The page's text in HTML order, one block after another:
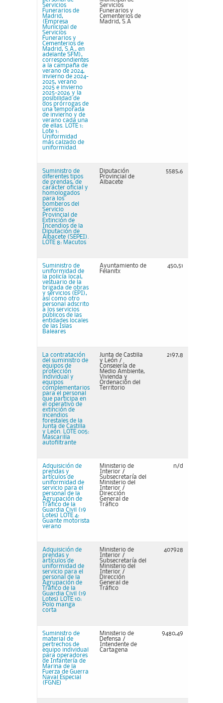
Servicios
Funerarios de
Madrid,
(Empresa
Municipal de
Servicios
Funerarios y
Cementerios de
Madrid, S.A., en
adelante SFM),
correspondientes
a la campaña de
verano de 2024,
invierno de 2024-
2025, verano
2025 e invierno
2025-2026 y la
posibilidad de
dos prórrogas de
una temporada
de invierno y de
verano cada una
de ellas. LOTE 1:
Lote 1:
Uniformidad
más calzado de
uniformidad.
Servicios
Funerarios y
Cementerios de
Madrid, S.A
Suministro de
diferentes tipos
de prendas, de
carácter oficial y
homologados
para los
bomberos del
Servicio
Provincial de
Extinción de
Incendios de la
Diputación de
Albacete (SEPEI).
LOTE 8: Macutos
Diputación
Provincial de
Albacete
5585,6
Suministro de
uniformidad de
la policía local,
vestuario de la
brigada de obras
y servicios (EPI),
así como otro
personal adscrito
a los servicios
públicos de las
entidades locales
de las Islas
Baleares
Ayuntamiento de
Felanitx
450,51
La contratación
del suministro de
equipos de
protección
individual y
equipos
complementarios
para el personal
que participa en
el operativo de
extinción de
incendios
forestales de la
Junta de Castilla
y León. LOTE 005:
Mascarilla
autofiltrante
Junta de Castilla
y León /
Consejería de
Medio Ambiente,
Vivienda y
Ordenación del
Territorio
2197,8
Adquisición de
prendas y
artículos de
uniformidad de
servicio para el
personal de la
Agrupación de
Tráfico de la
Guardia Civil (19
Lotes) LOTE 4:
Guante motorista
verano
Ministerio de
Interior /
Subsecretaría del
Ministerio del
Interior /
Dirección
General de
Tráfico
n/d
Adquisición de
prendas y
artículos de
uniformidad de
servicio para el
personal de la
Agrupación de
Tráfico de la
Guardia Civil (19
Lotes) LOTE 10:
Polo manga
corta
Ministerio de
Interior /
Subsecretaría del
Ministerio del
Interior /
Dirección
General de
Tráfico
407928
Suministro de
material de
pertrechos de
equipo individual
para operadores
de Infantería de
Marina de la
Fuerza de Guerra
Naval Especial
(FGNE)
Ministerio de
Defensa /
Intendente de
Cartagena
9480,49